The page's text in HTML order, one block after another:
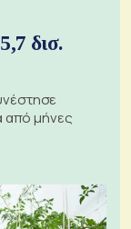
δισ.
από μήνες